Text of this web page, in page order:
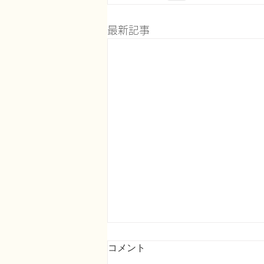
最新記事
コメント